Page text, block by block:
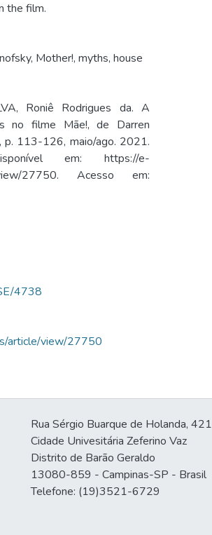
the film.
, Mother!, myths, house
Roniê Rodrigues da. A
no filme Mãe!, de Darren
p. 113-126, maio/ago. 2021.
em: https://e-
view/27750. Acesso em:
4738
article/view/27750
Rua Sérgio Buarque de Holanda, 421
Cidade Univesitária Zeferino Vaz
Distrito de Barão Geraldo
13080-859 - Campinas-SP - Brasil
Telefone: (19)3521-6729